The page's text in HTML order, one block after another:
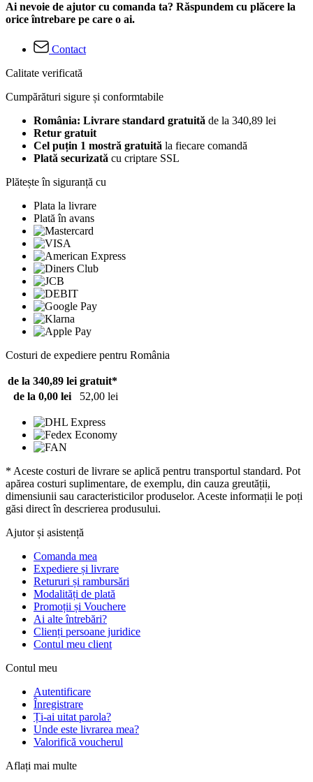
Ai nevoie de ajutor cu comanda ta? Răspundem cu plăcere la
orice întrebare pe care o ai.
Contact
Calitate verificată
Cumpărături sigure și conformtabile
România: Livrare standard gratuită de la 340,89 lei
Retur gratuit
Cel puțin 1 mostră gratuită la fiecare comandă
Plată securizată cu criptare SSL
Plătește în siguranță cu
Plata la livrare
Plată în avans
Costuri de expediere pentru România
de la 340,89 lei gratuit*
de la 0,00 lei
52,00 lei
* Aceste costuri de livrare se aplică pentru transportul standard. Pot
apărea costuri suplimentare, de exemplu, din cauza greutății,
dimensiunii sau caracteristicilor produselor. Aceste informații le poți
găsi direct în descrierea produsului.
Ajutor și asistență
Comanda mea
Expediere și livrare
Retururi și rambursări
Modalități de plată
Promoții și Vouchere
Ai alte întrebări?
Clienți persoane juridice
Contul meu client
Contul meu
Autentificare
Înregistrare
Ți-ai uitat parola?
Unde este livrarea mea?
Valorifică voucherul
Aflați mai multe